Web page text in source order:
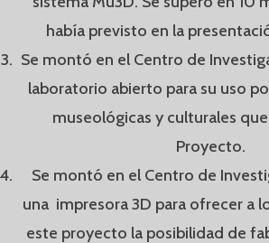
había previsto en la
Se montó en el Centro de
laboratorio abierto para su uso
museológicas y culturales
Proyecto.
Se montó en el Centro de
una impresora 3D para ofrecer a
este proyecto la posibilidad de